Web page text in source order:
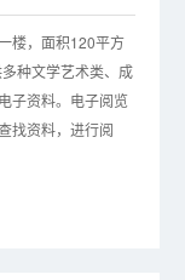
楼，面积120平方
种文学艺术类、成
子资料。电子阅览
找资料，进行阅